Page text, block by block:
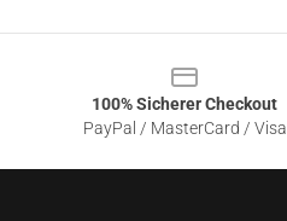
100% Sicherer Checkout
PayPal / MasterCard / Visa